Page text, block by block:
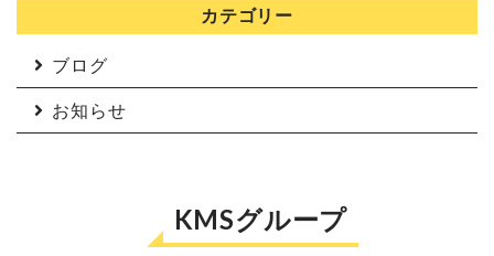
カテゴリー
ブログ
お知らせ
KMSグループ